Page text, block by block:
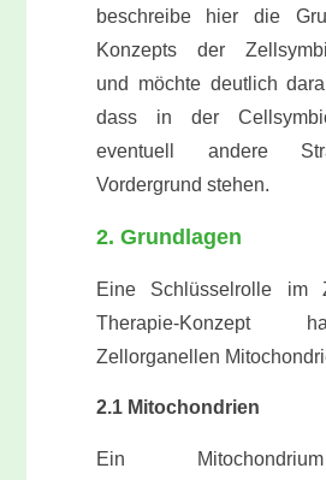
beschreibe hier die
Konzepts der
und möchte deutlich
dass in der
eventuell andere
Vordergrund stehen.
2. Grundlagen
Eine Schlüsselrolle im
Therapie-Konzept
Zellorganellen
2.1 Mitochondrien
Ein